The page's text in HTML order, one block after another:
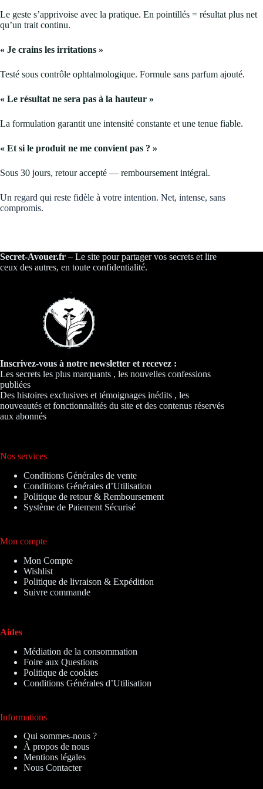
Le geste s’apprivoise avec la pratique. En pointillés = résultat plus net
qu’un trait continu.
« Je crains les irritations »
Testé sous contrôle ophtalmologique. Formule sans parfum ajouté.
« Le résultat ne sera pas à la hauteur »
La formulation garantit une intensité constante et une tenue fiable.
« Et si le produit ne me convient pas ? »
Sous 30 jours, retour accepté — remboursement intégral.
Un regard qui reste fidèle à votre intention. Net, intense, sans
compromis.
Secret-Avouer.fr – Le site pour partager vos secrets et lire
ceux des autres, en toute confidentialité.
Inscrivez-vous à notre newsletter et recevez :
Les secrets les plus marquants , les nouvelles confessions
publiées
Des histoires exclusives et témoignages inédits , les
nouveautés et fonctionnalités du site et des contenus réservés
aux abonnés
Nos services
Conditions Générales de vente
Conditions Générales d’Utilisation
Politique de retour & Remboursement
Système de Paiement Sécurisé
Mon compte
Mon Compte
Wishlist
Politique de livraison & Expédition
Suivre commande
Aides
Médiation de la consommation
Foire aux Questions
Politique de cookies
Conditions Générales d’Utilisation
Informations
Qui sommes-nous ?
À propos de nous
Mentions légales
Nous Contacter